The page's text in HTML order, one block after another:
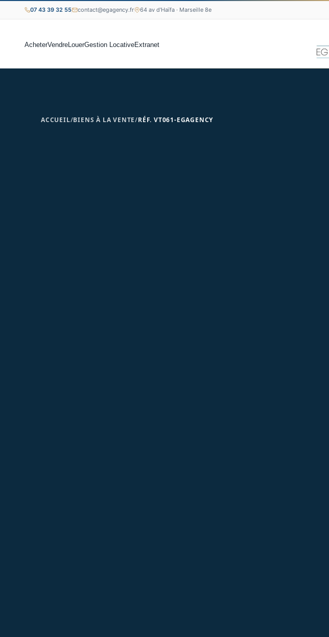
07 43 39 32 55 contact@egagency.fr 64 av d'Haïfa · Marseille 8e
AcheterVendreLouerGestion LocativeExtranet
ACCUEIL/BIENS À LA VENTE/RÉF. VT061-EGAGENCY